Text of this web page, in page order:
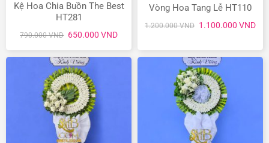
Kệ Hoa Chia Buồn The Best
HT281
790.000VND Giá
là:
790.000 VND.
650.000 VNDGiá
tại
là:
Vòng Hoa Tang Lễ HT110
1.200.000VND Giá
1.100.000 VNDGiá
là: